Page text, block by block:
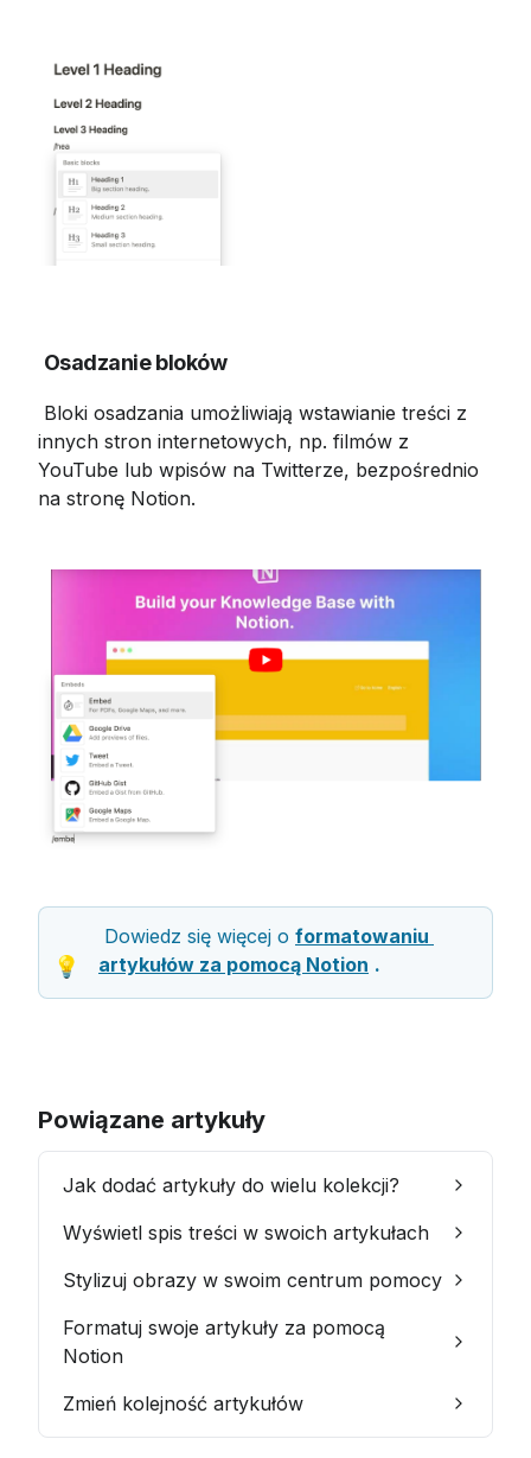
Osadzanie bloków
innych stron internetowych, np. filmów z
YouTube lub wpisów na Twitterze, bezpośrednio
na stronę Notion.
💡
Dowiedz się więcej o formatowaniu
artykułów za pomocą Notion .
Powiązane artykuły
Jak dodać artykuły do ​​wielu kolekcji?
Wyświetl spis treści w swoich artykułach
Stylizuj obrazy w swoim centrum pomocy
Formatuj swoje artykuły za pomocą
Notion
Zmień kolejność artykułów